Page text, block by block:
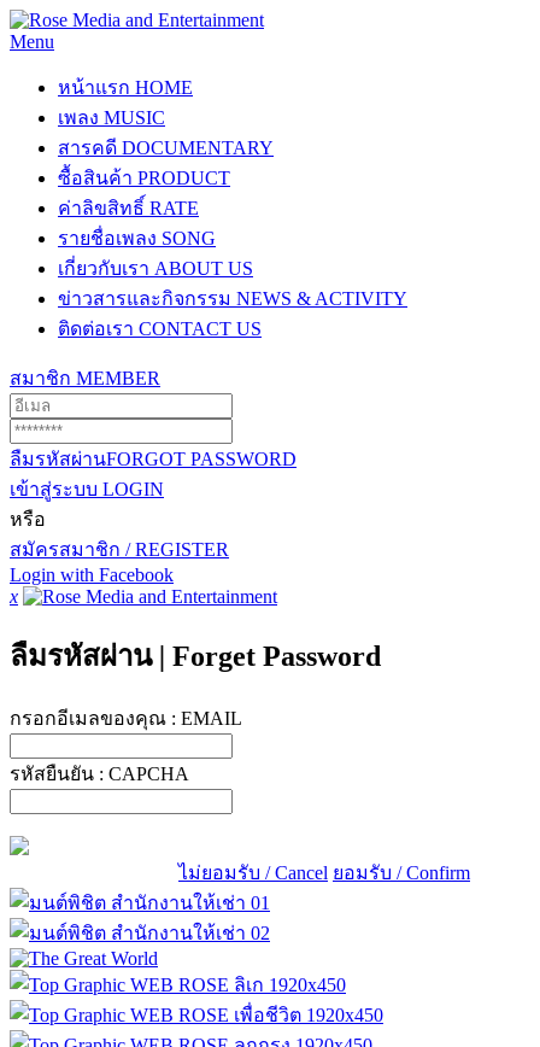
Menu
หน้าแรก HOME
เพลง MUSIC
สารคดี DOCUMENTARY
ซื้อสินค้า PRODUCT
ค่าลิขสิทธิ์ RATE
รายชื่อเพลง SONG
เกี่ยวกับเรา ABOUT US
ข่าวสารและกิจกรรม NEWS & ACTIVITY
ติดต่อเรา CONTACT US
สมาชิก MEMBER
ลืมรหัสผ่านFORGOT PASSWORD
เข้าสู่ระบบ LOGIN
หรือ
สมัครสมาชิก / REGISTER
Login with Facebook
x
ลืมรหัสผ่าน | Forget Password
กรอกอีเมลของคุณ : EMAIL
รหัสยืนยัน : CAPCHA
ไม่ยอมรับ / Cancel ยอมรับ / Confirm